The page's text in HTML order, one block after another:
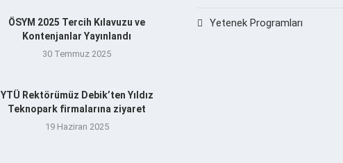
ÖSYM 2025 Tercih Kılavuzu ve
Kontenjanlar Yayınlandı
30 Temmuz 2025
YTÜ Rektörümüz Debik’ten Yıldız
Teknopark firmalarına ziyaret
19 Haziran 2025
Yetenek Programları